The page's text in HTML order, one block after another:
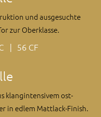
und ausge­suchte
zur Ober­klasse.
56 CF
klang­intensivem ost­
in edlem Matt­lack-Finish.